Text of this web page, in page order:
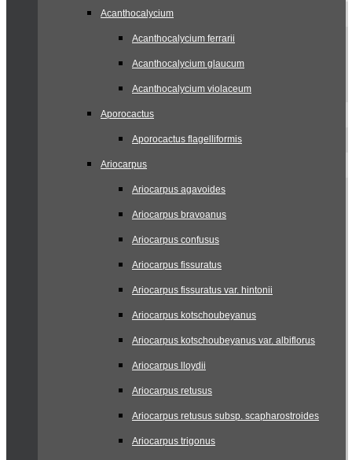
Acanthocalycium
Acanthocalycium ferrarii
Acanthocalycium glaucum
Acanthocalycium violaceum
Aporocactus
Aporocactus flagelliformis
Ariocarpus
Ariocarpus agavoides
Ariocarpus bravoanus
Ariocarpus confusus
Ariocarpus fissuratus
Ariocarpus fissuratus var. hintonii
Ariocarpus kotschoubeyanus
Ariocarpus kotschoubeyanus var. albiflorus
Ariocarpus lloydii
Ariocarpus retusus
Ariocarpus retusus subsp. scapharostroides
Ariocarpus trigonus